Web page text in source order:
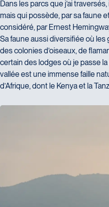
Dans les parcs que j’ai
mais qui possède, par sa faune
considéré, par Ernest
Sa faune aussi diversifiée où
des colonies d’oiseaux, de
certain des lodges où je passe
vallée est une immense faille
d’Afrique, dont le Kenya et la